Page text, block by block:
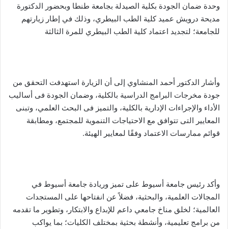
وحدة ضمان الجودة بكلية الصيدلة بجامعة طنطا وبحضور الدكتورة
مديحة درويش عميد كلية الطب البيطري، وذلك في إطار زيارتهم
للجامعة؛ لتجديد اعتماد كلية الطب البيطري للمرة الثالثة
وأشار الدكتور أحمد المنشاوي إلى أن الزيارة استهدفت التحقق من
جودة مخرجات البرامج الدراسية بالكلية، وضمان الجودة فى أساليب
الأداء والإجراءات الإدارية بالكلية، والتميز فى البحث العلمي، وتبنى
المعايير التى تتوافق مع الاحتياجات التنموية للمجتمع، ومطابقة
قوائم ممارسات الاعتماد وفقًا لمعايير الهيئة.
وأكد رئيس جامعة أسيوط على تميز وريادة جامعة أسيوط في
المجالات العلمية، والبحثية، فضلاً عن انفتاحها على المستجدات
العالمية؛ لخلق مناخ جامعي داعم للإبداع والابتكار، وتطوير ما تقدمه
من برامج تعليمية، وأنشطة بحثية بمختلف الكليات؛ بما يواكب